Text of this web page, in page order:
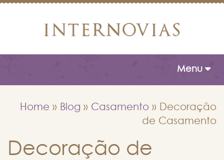
Toggle
Menu
Home » Blog » Casamento »
Decoração
de Casamento
Decoração de